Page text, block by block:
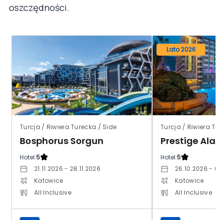
oszczędności.
Turcja / Riwiera Turecka / Side
Bosphorus Sorgun
Hotel:5
21.11.2026 - 28.11.2026
Katowice
All Inclusive
Lato 2026
Turcja / Riwiera
Prestige
Hotel:5
26.10.2026 -
Katowice
All Inclusive